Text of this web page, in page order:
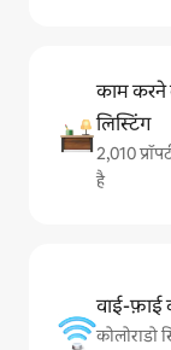
काम करने
लिस्टिंग
2,010
है
वाई-फ़ाई
कोलोराडो